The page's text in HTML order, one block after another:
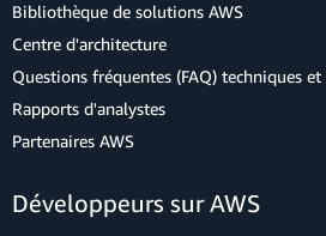
Bibliothèque de solutions AWS
Centre d'architecture
Questions fréquentes (FAQ) techniques
Rapports d'analystes
Partenaires AWS
Développeurs sur AWS